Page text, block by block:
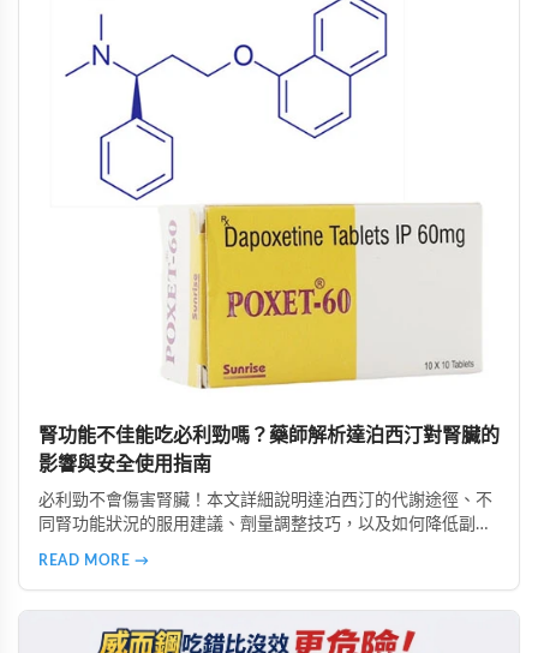
腎功能不佳能吃必利勁嗎？藥師解析達泊西汀對腎臟的
影響與安全使用指南
必利勁不會傷害腎臟！本文詳細說明達泊西汀的代謝途徑、不
同腎功能狀況的服用建議、劑量調整技巧，以及如何降低副作
READ MORE →